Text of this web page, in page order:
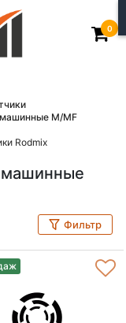
0
M/MF
Rodmix
машинные
Фильтр